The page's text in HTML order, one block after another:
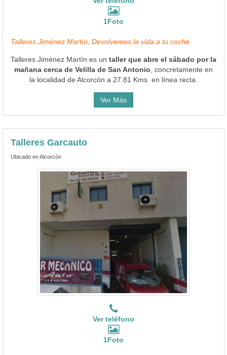
1Foto
Talleres Jiménez Martín, Devolvemos la vida a tu coche
Talleres Jiménez Martín es un taller que abre el sábado por la
mañana cerca de Velilla de San Antonio , concretamente en
la localidad de Alcorcón a 27.81 Kms. en línea recta.
Ver Más
Talleres Garcauto
Ubicado en Alcorcón
Ver teléfono
1Foto